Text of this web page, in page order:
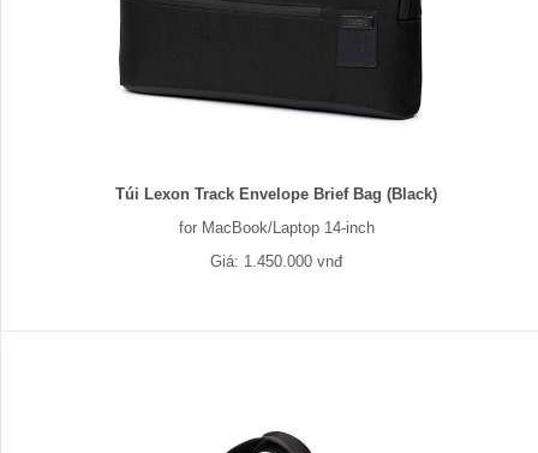
Túi Lexon Track Envelope Brief Bag (Black)
for MacBook/Laptop 14-inch
Giá: 1.450.000 vnđ